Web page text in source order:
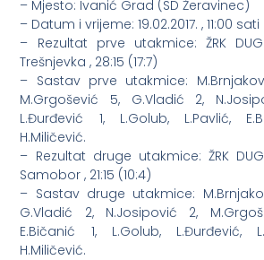
– Mjesto: Ivanić Grad (SD Žeravinec)
– Datum i vrijeme: 19.02.2017. , 11:00
– Rezultat prve utakmice: ŽRK
Trešnjevka , 28:15 (17:7)
– Sastav prve utakmice:
M.Grgošević 5, G.Vladić 2,
L.Đurđević 1, L.Golub, L.Pavlić,
H.Miličević.
– Rezultat druge utakmice: ŽRK
Samobor , 21:15 (10:4)
– Sastav druge utakmice:
G.Vladić 2, N.Josipović 2,
E.Bičanić 1, L.Golub, L.Đurđević,
H.Miličević.